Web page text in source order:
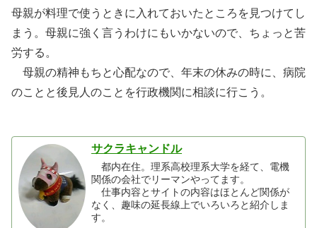
母親が料理で使うときに入れておいたところを見つけてし
まう。母親に強く言うわけにもいかないので、ちょっと苦
労する。
母親の精神もちと心配なので、年末の休みの時に、病院
のことと後見人のことを行政機関に相談に行こう。
サクラキャンドル
都内在住。理系高校理系大学を経て、電機
関係の会社でリーマンやってます。
仕事内容とサイトの内容はほとんど関係が
なく、趣味の延長線上でいろいろと紹介しま
す。